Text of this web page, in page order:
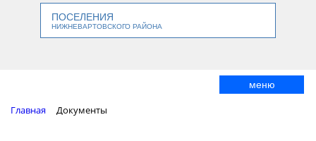
ПОСЕЛЕНИЯ
НИЖНЕВАРТОВСКОГО РАЙОНА
меню
Главная Документы